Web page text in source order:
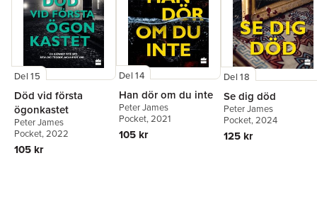
Del 15
Död vid första
ögonkastet
Peter James
Pocket, 2022
105 kr
Del 14
Han dör om du inte
Peter James
Pocket, 2021
105 kr
Del 18
Se dig död
Peter James
Pocket, 2024
125 kr